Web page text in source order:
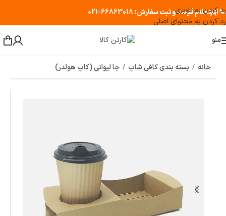
رد کردن به ناوبری
رد کردن به محتوای اصلی
📞 استعلام قیمت و ثبت سفارش:66863018-021
منو
خانه / بسته بندی کافی شاپ / جا لیوانی (کاپ هولدر)